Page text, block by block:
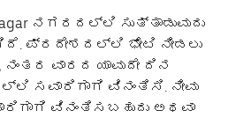
ನಗರದಲ್ಲಿ ಸುತ್ತಾಡುವುದು
ಪ್ರದೇಶದಲ್ಲಿ ಭೇಟಿ ನೀಡಲು
ವಾರದ ಯಾವುದೇ ದಿನ
ಸವಾರಿಗಾಗಿ ವಿನಂತಿಸಿ. ನೀವು
ವಿನಂತಿಸಬಹುದು ಅಥವಾ